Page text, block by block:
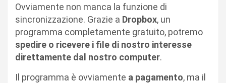
Ovviamente non manca la funzione di
sincronizzazione. Grazie a Dropbox, un
programma completamente gratuito, potremo
spedire o ricevere i file di nostro interesse
direttamente dal nostro computer.
Il programma è ovviamente a pagamento, ma il